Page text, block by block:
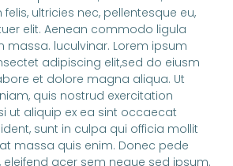
ultricies nec, pellentesque eu,
elit. Aenean commodo ligula
massa. luculvinar. Lorem ipsum
adipiscing elit,sed do eiusm
et dolore magna aliqua. Ut
quis nostrud exercitation
ut aliquip ex ea sint occaecat
sunt in culpa qui officia mollit
massa quis enim. Donec pede
eleifend acer sem neque sed ipsum.